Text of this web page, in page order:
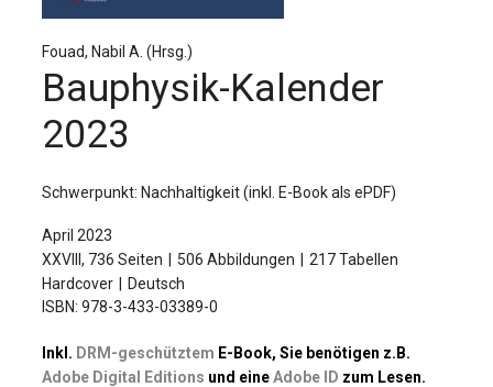
Verlag
Fouad, Nabil A. (Hrsg.)
Bauphysik-Kalender
2023
Schwerpunkt: Nachhaltigkeit (inkl. E-Book als ePDF)
April 2023
XXVIII, 736 Seiten
506 Abbildungen
217 Tabellen
Hardcover
Deutsch
ISBN: 978-3-433-03389-0
Inkl. DRM-geschütztem E-Book, Sie benötigen z.B.
Adobe Digital Editions und eineAdobe ID zum Lesen.